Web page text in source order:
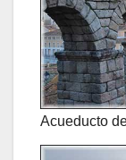
Acueducto